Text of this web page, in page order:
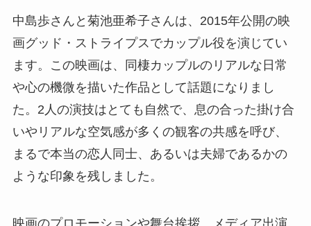
中島歩さんと菊池亜希子さんは、2015年公開の映
画グッド・ストライプスでカップル役を演じてい
ます。この映画は、同棲カップルのリアルな日常
や心の機微を描いた作品として話題になりまし
た。2人の演技はとても自然で、息の合った掛け合
いやリアルな空気感が多くの観客の共感を呼び、
まるで本当の恋人同士、あるいは夫婦であるかの
ような印象を残しました。